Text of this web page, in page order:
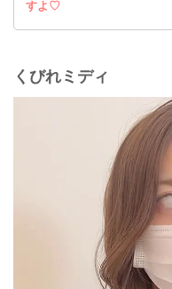
すよ♡
くびれミディ